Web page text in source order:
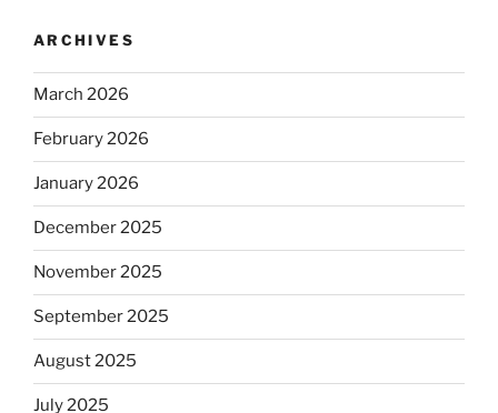
ARCHIVES
March 2026
February 2026
January 2026
December 2025
November 2025
September 2025
August 2025
July 2025